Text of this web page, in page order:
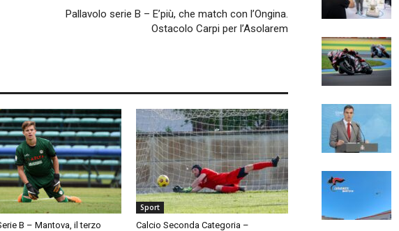
Pallavolo serie B – E’più, che match con l’Ongina.
Ostacolo Carpi per l’Asolarem
B – Mantova, il terzo
Sport
Calcio Seconda Categoria –